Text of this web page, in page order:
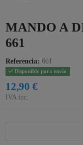
MANDO A
661
Referencia: 661
Disponible para envío
12,90 €
IVA inc.